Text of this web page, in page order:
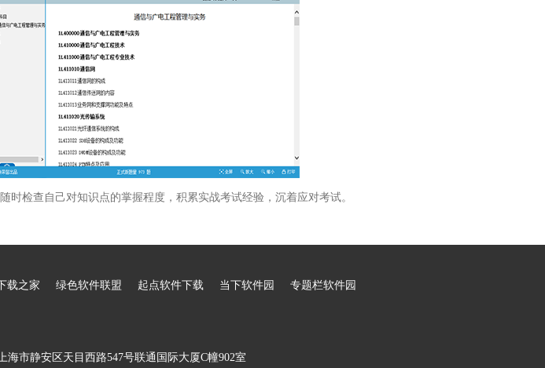
检查自己对知识点的掌握程度，积累实战考试经验，沉着应对考试。
载之家 绿色软件联盟 起点软件下载 当下软件园 专题栏软件园
海市静安区天目西路547号联通国际大厦C幢902室